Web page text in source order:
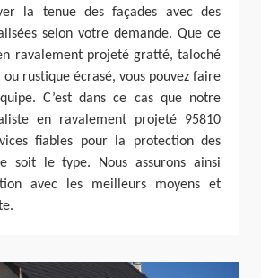
la tenue des façades avec des
selon votre demande. Que ce
ravalement projeté gratté, taloché
rustique écrasé, vous pouvez faire
C’est dans ce cas que notre
en ravalement projeté 95810
fiables pour la protection des
soit le type. Nous assurons ainsi
avec les meilleurs moyens et